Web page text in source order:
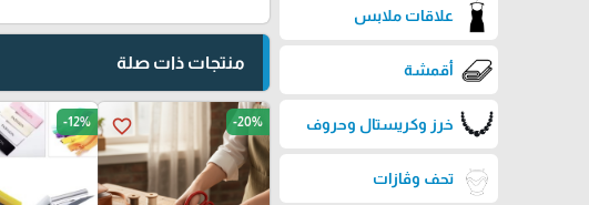
علاقات ملابس
أقمشة
خرز وكريستال وحروف
تحف وڤازات
منتجات ذات صلة
favorite_border -20%
-12%